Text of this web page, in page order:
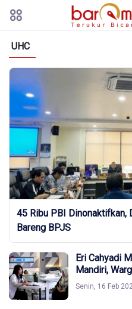
UHC
45 Ribu PBI Dinonaktifkan,
Bareng BPJS
Eri Cahyadi
Mandiri,
Senin, 16 Feb